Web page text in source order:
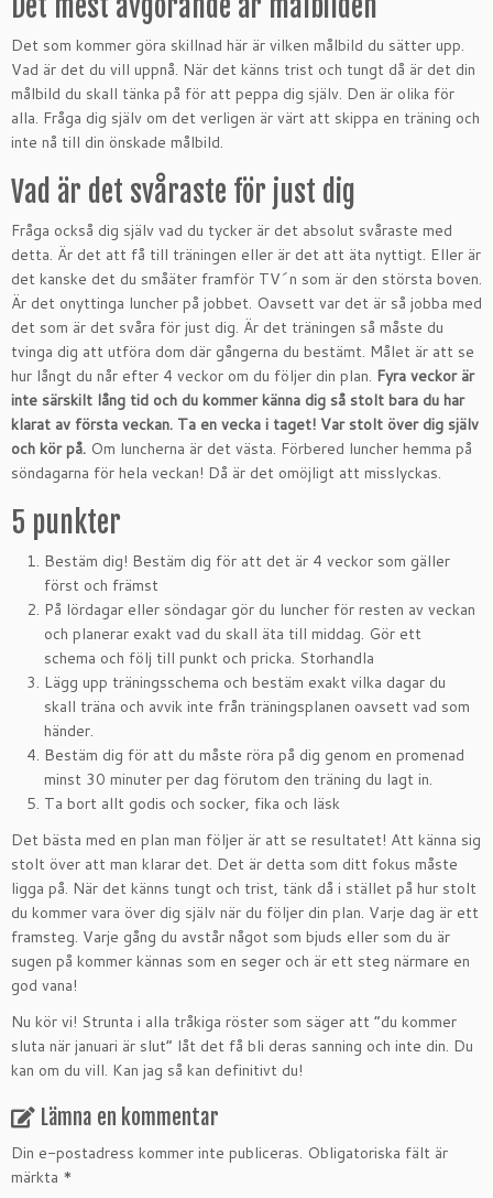
Det som kommer göra skillnad här är vilken målbild du sätter upp.
Vad är det du vill uppnå. När det känns trist och tungt då är det din
målbild du skall tänka på för att peppa dig själv. Den är olika för
alla. Fråga dig själv om det verligen är värt att skippa en träning och
inte nå till din önskade målbild.
Vad är det svåraste för just dig
Fråga också dig själv vad du tycker är det absolut svåraste med
detta. Är det att få till träningen eller är det att äta nyttigt. Eller är
det kanske det du småäter framför TV´n som är den största boven.
Är det onyttinga luncher på jobbet. Oavsett var det är så jobba med
det som är det svåra för just dig. Är det träningen så måste du
tvinga dig att utföra dom där gångerna du bestämt. Målet är att se
hur långt du når efter 4 veckor om du följer din plan. Fyra veckor är
inte särskilt lång tid och du kommer känna dig så stolt bara du har
klarat av första veckan. Ta en vecka i taget! Var stolt över dig själv
och kör på. Om luncherna är det västa. Förbered luncher hemma på
söndagarna för hela veckan! Då är det omöjligt att misslyckas.
5 punkter
Bestäm dig! Bestäm dig för att det är 4 veckor som gäller
först och främst
På lördagar eller söndagar gör du luncher för resten av veckan
och planerar exakt vad du skall äta till middag. Gör ett
schema och följ till punkt och pricka. Storhandla
Lägg upp träningsschema och bestäm exakt vilka dagar du
skall träna och avvik inte från träningsplanen oavsett vad som
händer.
Bestäm dig för att du måste röra på dig genom en promenad
minst 30 minuter per dag förutom den träning du lagt in.
Ta bort allt godis och socker, fika och läsk
Det bästa med en plan man följer är att se resultatet! Att känna sig
stolt över att man klarar det. Det är detta som ditt fokus måste
ligga på. När det känns tungt och trist, tänk då i stället på hur stolt
du kommer vara över dig själv när du följer din plan. Varje dag är ett
framsteg. Varje gång du avstår något som bjuds eller som du är
sugen på kommer kännas som en seger och är ett steg närmare en
god vana!
Nu kör vi! Strunta i alla tråkiga röster som säger att ”du kommer
sluta när januari är slut” låt det få bli deras sanning och inte din. Du
kan om du vill. Kan jag så kan definitivt du!
Lämna en kommentar
Din e-postadress kommer inte publiceras. Obligatoriska fält är
märkta *